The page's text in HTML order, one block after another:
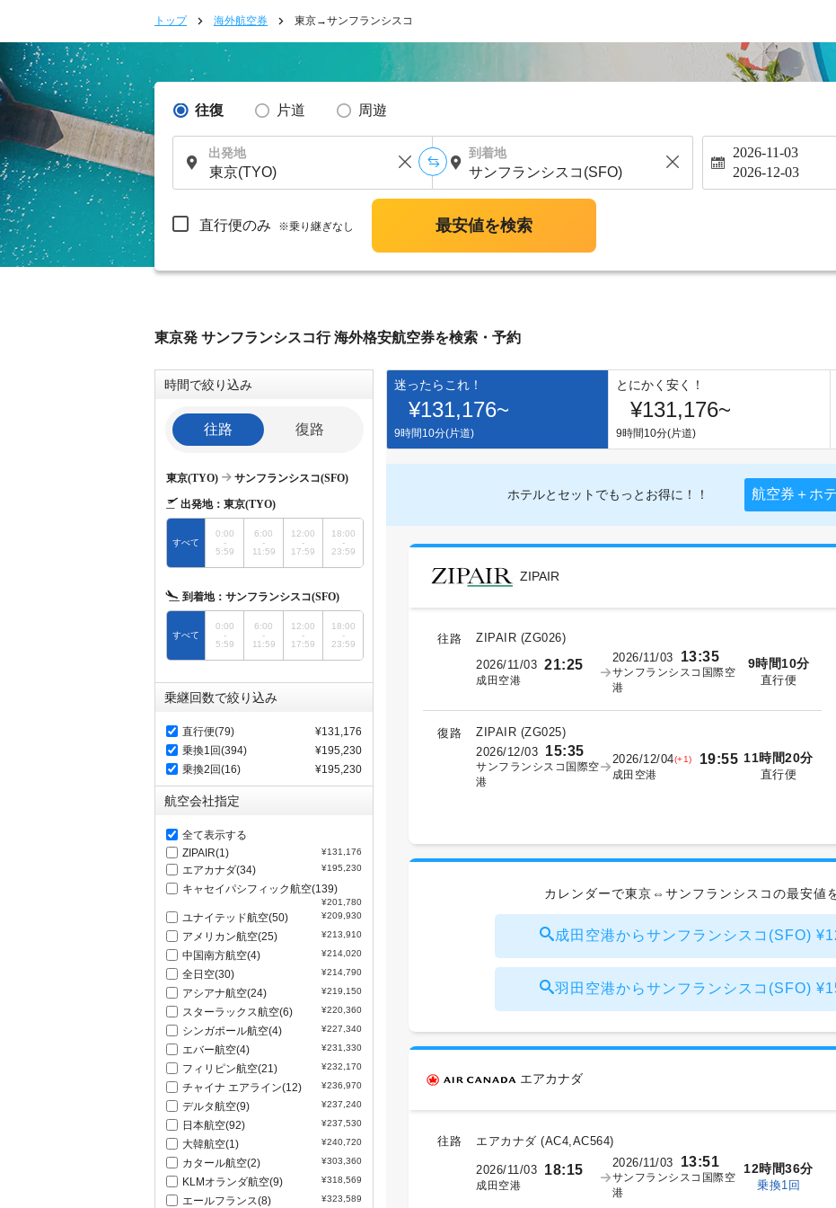
トップ 海外航空券 東京→サンフランシスコ
往復 片道 周遊
出発地 到着地 2026-11-03
2026-12-03
直行便のみ ※乗り継ぎなし 最安値を検索
東京発 サンフランシスコ行 海外格安航空券を検索・予約
時間で絞り込み
往路 復路
東京(TYO) サンフランシスコ(SFO)
出発地： 東京(TYO)
すべて
0:00
-
5:59
6:00
-
11:59
12:00
-
17:59
18:00
-
23:59
到着地： サンフランシスコ(SFO)
すべて
0:00
-
5:59
6:00
-
11:59
12:00
-
17:59
18:00
-
23:59
乗継回数で絞り込み
直行便(79)
¥131,176
乗換1回(394)
¥195,230
乗換2回(16)
¥195,230
航空会社指定
全て表示する
ZIPAIR(1)
¥131,176
エアカナダ(34) ¥195,230
キャセイパシフィック航空(139)
¥201,780
ユナイテッド航空(50) ¥209,930
アメリカン航空(25) ¥213,910
中国南方航空(4) ¥214,020
全日空(30) ¥214,790
アシアナ航空(24) ¥219,150
スターラックス航空(6) ¥220,360
シンガポール航空(4) ¥227,340
エバー航空(4) ¥231,330
フィリピン航空(21) ¥232,170
チャイナ エアライン(12) ¥236,970
デルタ航空(9) ¥237,240
日本航空(92) ¥237,530
大韓航空(1) ¥240,720
カタール航空(2) ¥303,360
KLMオランダ航空(9) ¥318,569
エールフランス(8) ¥323,589
迷ったらこれ！
¥131,176~
9時間10分(片道)
とにかく安く！
¥131,176~
9時間10分(片道)
ホテルとセットでもっとお得に！！ 航空券＋ホ
ZIPAIR
往路 ZIPAIR (ZG026)
2026/11/03 21:25
成田空港
2026/11/03 13:35
サンフランシスコ国際空
港
9時間10分
直行便
復路 ZIPAIR (ZG025)
2026/12/03 15:35
サンフランシスコ国際空
港
2026/12/04(+1) 19:55
成田空港
11時間20分
直行便
カレンダーで東京⇔サンフランシスコの最安値
成田空港からサンフランシスコ(SFO)
羽田空港からサンフランシスコ(SFO)
エアカナダ
往路 エアカナダ (AC4,AC564)
2026/11/03 18:15
成田空港
2026/11/03 13:51
サンフランシスコ国際空
港
12時間36分
乗換1回